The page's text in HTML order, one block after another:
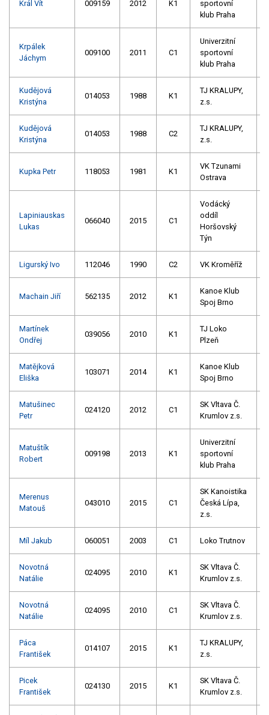
Král Vít 009159 2012 K1
sportovní
klub Praha
Krpálek
Jáchym
009100 2011 C1
Univerzitní
sportovní
klub Praha
Kudějová
Kristýna
014053 1988 K1
TJ KRALUPY,
z.s.
Kudějová
Kristýna
014053 1988 C2
TJ KRALUPY,
z.s.
Kupka Petr 118053 1981 K1
VK Tzunami
Ostrava
Lapiniauskas
Lukas
066040 2015 C1
Vodácký
oddíl
Horšovský
Týn
Ligurský Ivo 112046 1990 C2 VK Kroměříž
Machain Jiří 562135 2012 K1
Kanoe Klub
Spoj Brno
Martínek
Ondřej
039056 2010 K1
TJ Loko
Plzeň
Matějková
Eliška
103071 2014 K1
Kanoe Klub
Spoj Brno
Matušinec
Petr
024120 2012 C1
SK Vltava Č.
Krumlov z.s.
Matuštík
Robert
009198 2013 K1
Univerzitní
sportovní
klub Praha
Merenus
Matouš
043010 2015 C1
SK Kanoistika
Česká Lípa,
z.s.
Míl Jakub 060051 2003 C1 Loko Trutnov
Novotná
Natálie
024095 2010 K1
SK Vltava Č.
Krumlov z.s.
Novotná
Natálie
024095 2010 C1
SK Vltava Č.
Krumlov z.s.
Páca
František
014107 2015 K1
TJ KRALUPY,
z.s.
Picek
František
024130 2015 K1
SK Vltava Č.
Krumlov z.s.